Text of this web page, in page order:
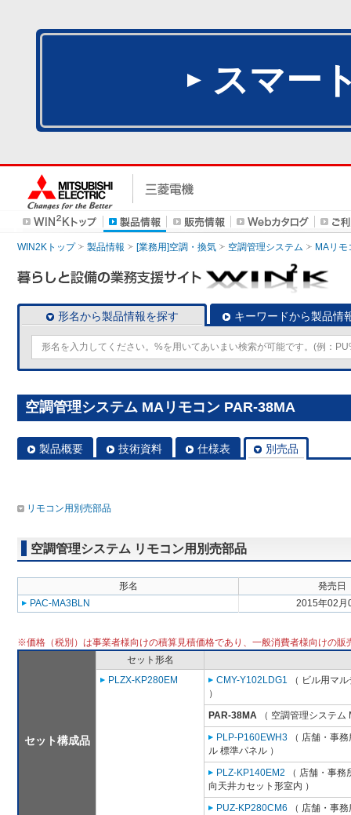
スマー
WIN2Kトップ 製品情報 [業務用]空調・換気 空調管理システム MAリモ
形名から製品情報を探す キーワードから製品情
空調管理システム MAリモコン PAR-38MA
製品概要 技術資料 仕様表 別売品
リモコン用別売部品
空調管理システム リモコン用別売部品
形名
発売日
PAC-MA3BLN
2015年02月
※価格（税別）は事業者様向けの積算見積価格であり、一般消費者様向けの販
セット構成品
セット形名
PLZX-KP280EM
CMY-Y102LDG1 （ ビル用マ
）
PAR-38MA （ 空調管理システム
PLP-P160EWH3 （ 店舗・事
ル 標準パネル ）
PLZ-KP140EM2 （ 店舗・事
向天井カセット形室内 ）
PUZ-KP280CM6 （ 店舗・事